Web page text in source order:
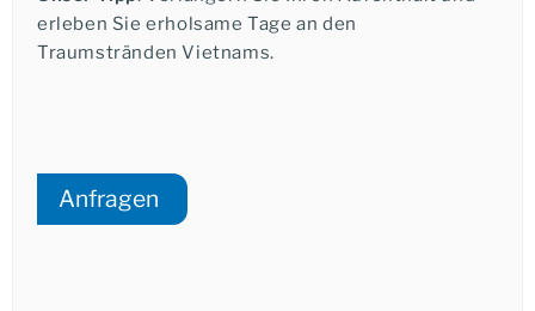
Übernachtung auf Don Daeng.
erleben Sie erholsame Tage an den
Traumstränden Vietnams.
Anfragen
Ich möchte eine telefonische Beratung.
+49-6021-5825876